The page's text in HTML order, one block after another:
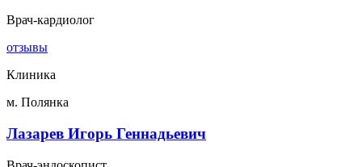
Врач-кардиолог
отзывы
Клиника
м. Полянка
Лазарев Игорь Геннадьевич